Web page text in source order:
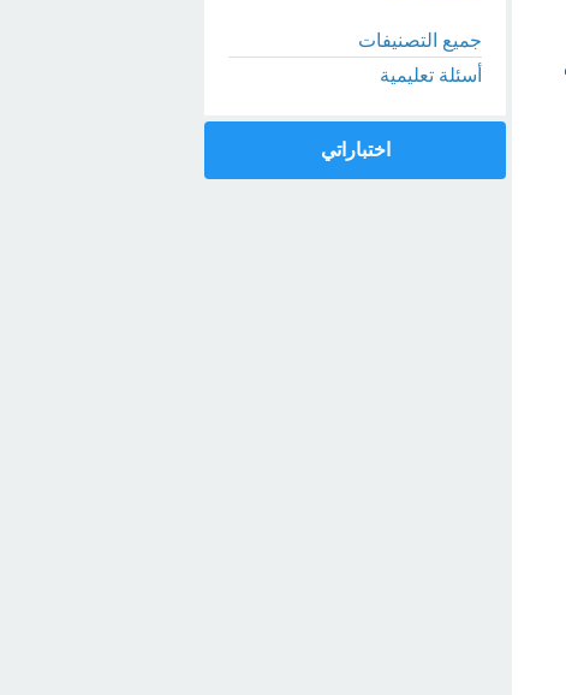
جميع التصنيفات
أسئلة تعليمية
اختباراتي